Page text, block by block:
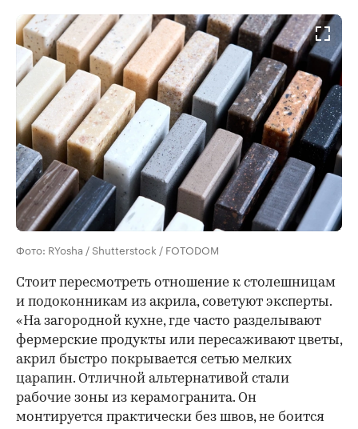
Фото: RYosha / Shutterstock / FOTODOM
Стоит пересмотреть отношение к столешницам
и подоконникам из акрила, советуют эксперты.
«На загородной кухне, где часто разделывают
фермерские продукты или пересаживают цветы,
акрил быстро покрывается сетью мелких
царапин. Отличной альтернативой стали
рабочие зоны из керамогранита. Он
монтируется практически без швов, не боится